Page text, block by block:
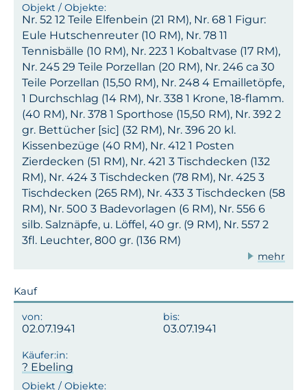
Nr. 52 12 Teile Elfenbein (21 RM), Nr. 68 1 Figur:
Eule Hutschenreuter (10 RM), Nr. 78 11
Tennisbälle (10 RM), Nr. 223 1 Kobaltvase (17 RM),
Nr. 245 29 Teile Porzellan (20 RM), Nr. 246 ca 30
Teile Porzellan (15,50 RM), Nr. 248 4 Emailletöpfe,
1 Durchschlag (14 RM), Nr. 338 1 Krone, 18-flamm.
(40 RM), Nr. 378 1 Sporthose (15,50 RM), Nr. 392 2
gr. Bettücher [sic] (32 RM), Nr. 396 20 kl.
Kissenbezüge (40 RM), Nr. 412 1 Posten
Zierdecken (51 RM), Nr. 421 3 Tischdecken (132
RM), Nr. 424 3 Tischdecken (78 RM), Nr. 425 3
Tischdecken (265 RM), Nr. 433 3 Tischdecken (58
RM), Nr. 500 3 Badevorlagen (6 RM), Nr. 556 6
silb. Salznäpfe, u. Löffel, 40 gr. (9 RM), Nr. 557 2
3fl. Leuchter, 800 gr. (136 RM)
mehr
Kauf
02.07.1941 03.07.1941
? Ebeling